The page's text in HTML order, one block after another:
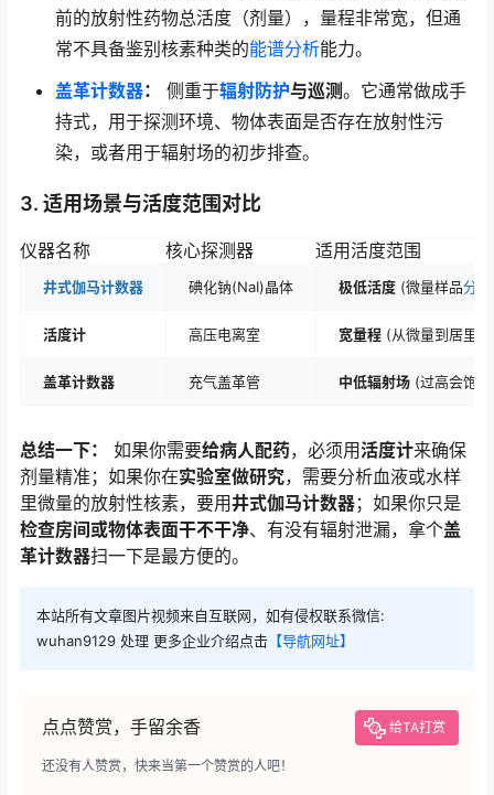
前的放射性药物总活度（剂量），量程非常宽，但通
常不具备鉴别核素种类的能谱分析能力。
盖革计数器： 侧重于辐射防护与巡测。它通常做成手
持式，用于探测环境、物体表面是否存在放射性污
染，或者用于辐射场的初步排查。
3. 适用场景与活度范围对比
仪器名称 核心探测器 适用活度范围
井式伽马计数器 碘化钠(NaI)晶体 极低活度 (微量样品分析
活度计 高压电离室 宽量程 (从微量到居里
盖革计数器 充气盖革管 中低辐射场 (过高会饱
总结一下： 如果你需要给病人配药，必须用活度计来确保
剂量精准；如果你在实验室做研究，需要分析血液或水样
里微量的放射性核素，要用井式伽马计数器；如果你只是
检查房间或物体表面干不干净、有没有辐射泄漏，拿个盖
革计数器扫一下是最方便的。
本站所有文章图片视频来自互联网，如有侵权联系微信:
wuhan9129 处理 更多企业介绍点击 【导航网址】
点点赞赏，手留余香 给TA打赏
还没有人赞赏，快来当第一个赞赏的人吧！